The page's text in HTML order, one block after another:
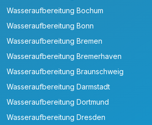
Wasseraufbereitung Bochum
Wasseraufbereitung Bonn
Wasseraufbereitung Bremen
Wasseraufbereitung Bremerhaven
Wasseraufbereitung Braunschweig
Wasseraufbereitung Darmstadt
Wasseraufbereitung Dortmund
Wasseraufbereitung Dresden